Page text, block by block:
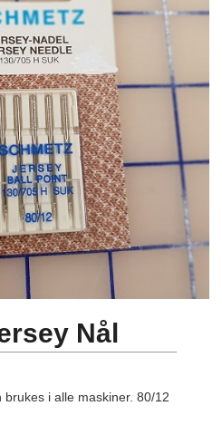
Nål
i alle maskiner. 80/12